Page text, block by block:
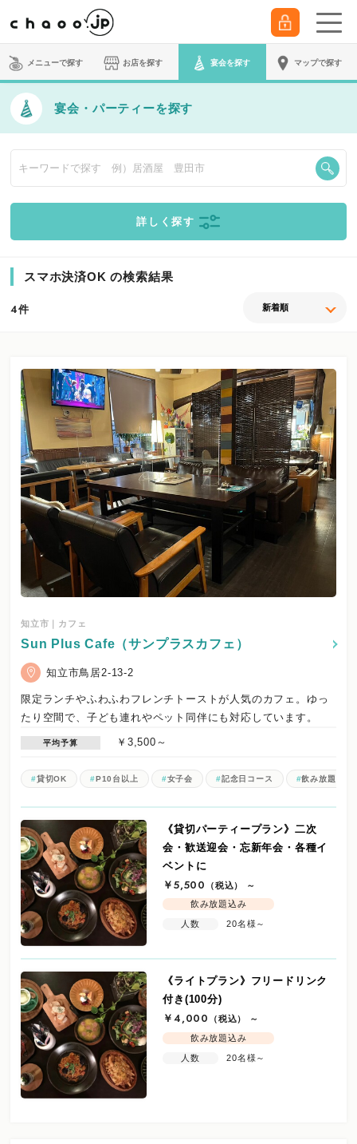
メニューで探す お店を探す 宴会を探す マップで探す
宴会・パーティーを探す
詳しく探す
スマホ決済OK の検索結果
4件
知立市｜カフェ
Sun Plus Cafe（サンプラスカフェ）
知立市鳥居2-13-2
限定ランチやふわふわフレンチトーストが人気のカフェ。ゆっ
たり空間で、子ども連れやペット同伴にも対応しています。
平均予算 ￥3,500～
貸切OK P10台以上 女子会 記念日コース 飲み放題
《貸切パーティープラン》二次
会・歓送迎会・忘新年会・各種イ
ベントに
￥5,500 （税込）
～
飲み放題込み
人数 20名様～
《ライトプラン》フリードリンク
付き(100分)
￥4,000 （税込）
～
飲み放題込み
人数 20名様～